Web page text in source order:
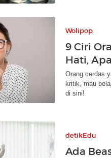
Wolipop
9 Ciri
Hati,
Orang cerdas
kritik, mau
di sini!
detikEdu
Ada